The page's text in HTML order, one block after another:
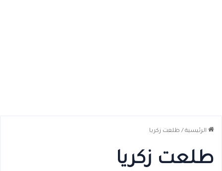
الرئيسية / طلعت زكريا
طلعت زكريا